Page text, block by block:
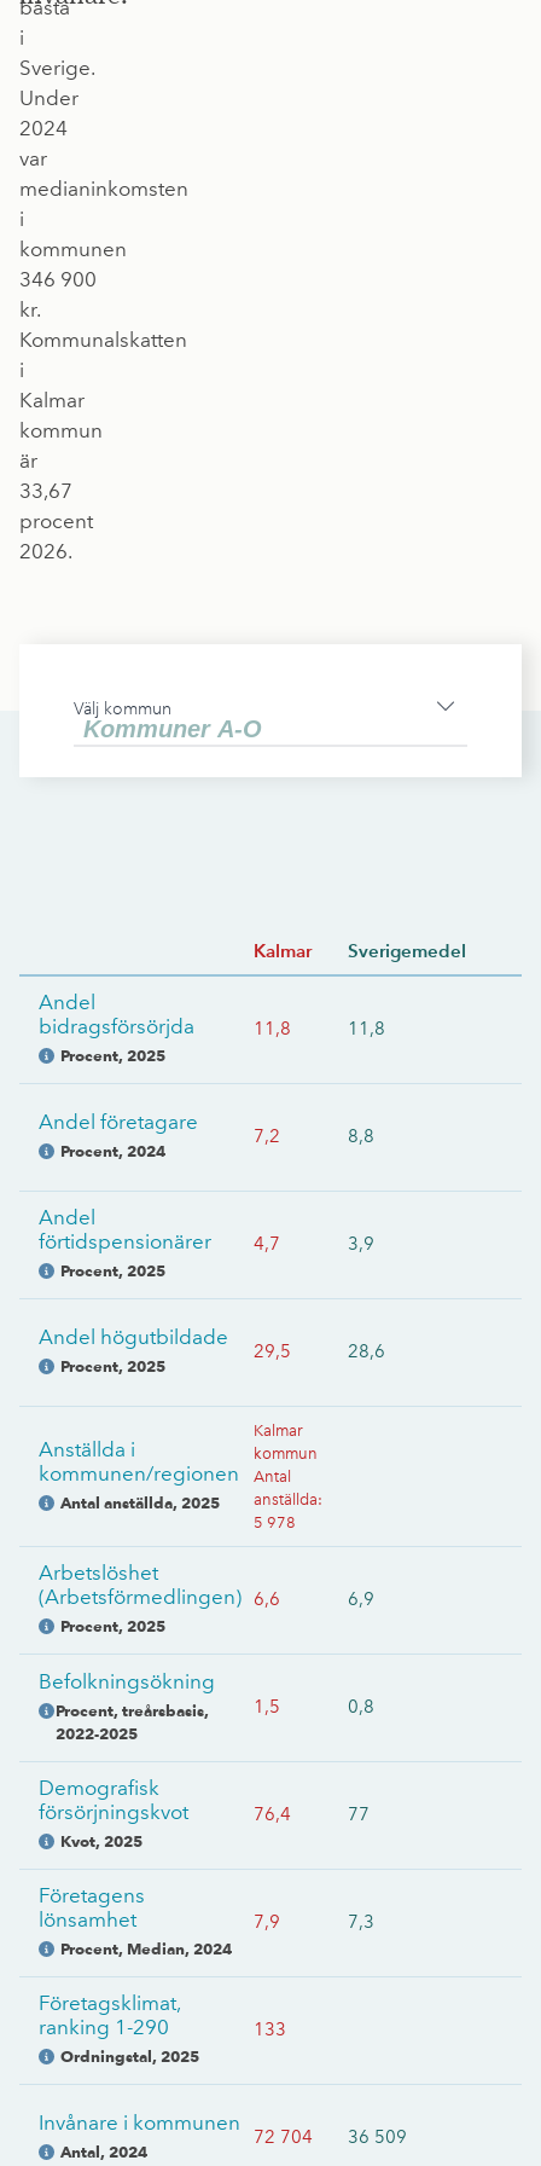
bästa
i
Sverige.
Under
2024
var
medianinkomsten
i
kommunen
346 900
kr.
Kommunalskatten
i
Kalmar
kommun
är
33,67
procent
2026.
Välj kommun
Kalmar Sverigemedel
Andel
bidragsförsörjda
Procent, 2025
11,8 11,8
Andel företagare
Procent, 2024
7,2 8,8
Andel
förtidspensionärer
Procent, 2025
4,7 3,9
Andel högutbildade
Procent, 2025
29,5 28,6
Anställda i
kommunen/regionen
Antal anställda, 2025
Kalmar
kommun
Antal
anställda:
5 978
Arbetslöshet
(Arbetsförmedlingen)
Procent, 2025
6,6 6,9
Befolkningsökning
Procent, treårsbasis,
2022-2025
1,5 0,8
Demografisk
försörjningskvot
Kvot, 2025
76,4 77
Företagens
lönsamhet
Procent, Median, 2024
7,9 7,3
Företagsklimat,
ranking 1-290
Ordningstal, 2025
133
Invånare i kommunen
Antal, 2024
72 704 36 509